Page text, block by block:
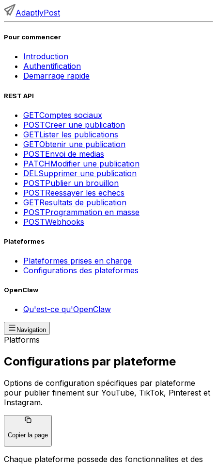
AdaptlyPost
Pour commencer
Introduction
Authentification
Demarrage rapide
REST API
GETComptes sociaux
POSTCreer une publication
GETLister les publications
GETObtenir une publication
POSTEnvoi de medias
PATCHModifier une publication
DELSupprimer une publication
POSTPublier un brouillon
POSTReessayer les echecs
GETResultats de publication
POSTProgrammation en masse
POSTWebhooks
Plateformes
Plateformes prises en charge
Configurations des plateformes
OpenClaw
Qu'est-ce qu'OpenClaw
Navigation
Platforms
Configurations par plateforme
Options de configuration spécifiques par plateforme
pour publier finement sur YouTube, TikTok, Pinterest et
Instagram.
Copier la page
Chaque plateforme possede des fonctionnalites et des